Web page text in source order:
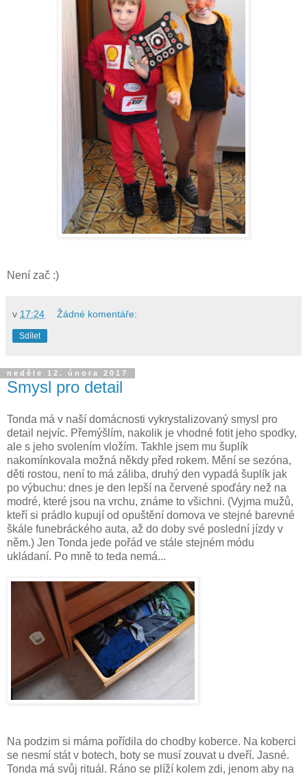
Není zač :)
v 17:24 Žádné komentáře:
Sdílet
neděle 12. února 2017
Smysl pro detail
Tonda má v naší domácnosti vykrystalizovaný smysl pro
detail nejvíc. Přemýšlím, nakolik je vhodné fotit jeho spodky,
ale s jeho svolením vložím. Takhle jsem mu šuplík
nakomínkovala možná někdy před rokem. Mění se sezóna,
děti rostou, není to má záliba, druhý den vypadá šuplík jak
po výbuchu: dnes je den lepší na červené spoďáry než na
modré, které jsou na vrchu, známe to všichni. (Vyjma mužů,
kteří si prádlo kupují od opuštění domova ve stejné barevné
škále funebráckého auta, až do doby své poslední jízdy v
něm.) Jen Tonda jede pořád ve stále stejném módu
ukládaní. Po mně to teda nemá...
Na podzim si máma pořídila do chodby koberce. Na koberci
se nesmí stát v botech, boty se musí zouvat u dveří. Jasné.
Tonda má svůj rituál. Ráno se plíží kolem zdi, jenom aby na